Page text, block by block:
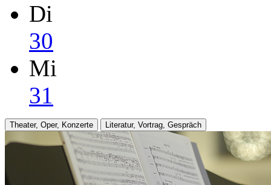
Di
30
Mi
31
Theater, Oper, Konzerte Literatur, Vortrag, Gespräch